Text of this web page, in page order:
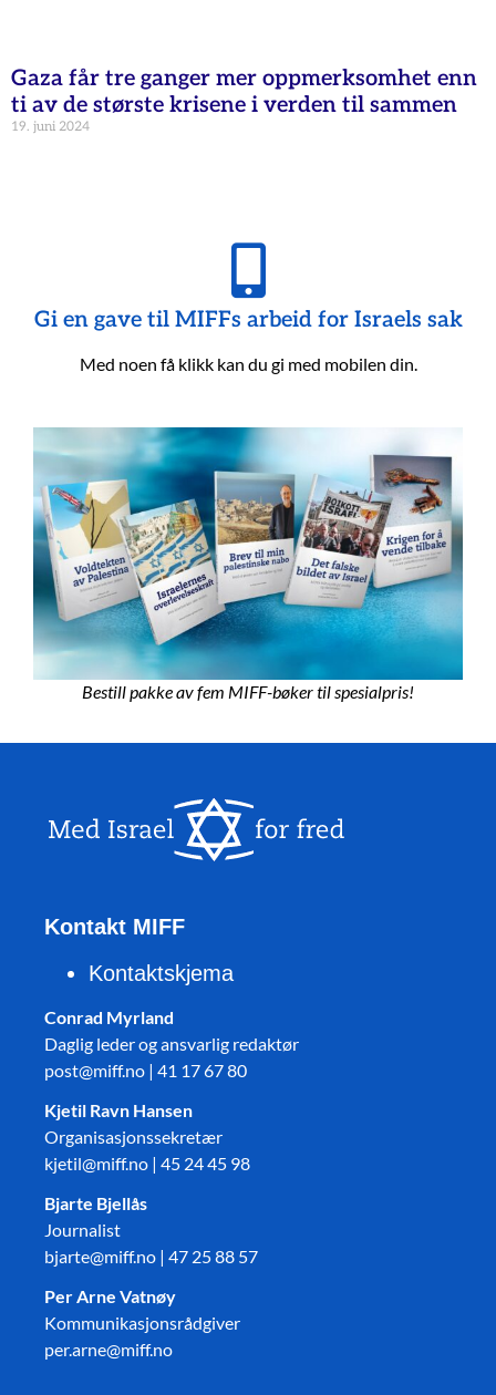
Gaza får tre ganger mer oppmerksomhet enn
ti av de største krisene i verden til sammen
19. juni 2024
Gi en gave til MIFFs arbeid for Israels sak
Med noen få klikk kan du gi med mobilen din.
Bestill pakke av fem MIFF-bøker til spesialpris!
Kontakt MIFF
Kontaktskjema
Conrad Myrland
Daglig leder og ansvarlig redaktør
post@miff.no | 41 17 67 80
Kjetil Ravn Hansen
Organisasjonssekretær
kjetil@miff.no | 45 24 45 98
Bjarte Bjellås
Journalist
bjarte@miff.no | 47 25 88 57
Per Arne Vatnøy
Kommunikasjonsrådgiver
per.arne@miff.no